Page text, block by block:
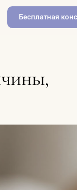
Бесплатная